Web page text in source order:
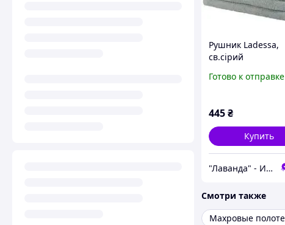
Рушник Ladessa,
св.сірий
Готово к отправке
445₴
Купить
"Лаванда" - Интернет-магазин
Смотри также
Махровые